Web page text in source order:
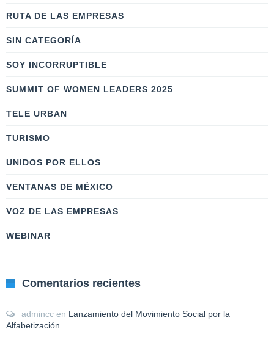
RUTA DE LAS EMPRESAS
SIN CATEGORÍA
SOY INCORRUPTIBLE
SUMMIT OF WOMEN LEADERS 2025
TELE URBAN
TURISMO
UNIDOS POR ELLOS
VENTANAS DE MÉXICO
VOZ DE LAS EMPRESAS
WEBINAR
Comentarios recientes
admincc en Lanzamiento del Movimiento Social por la
Alfabetización